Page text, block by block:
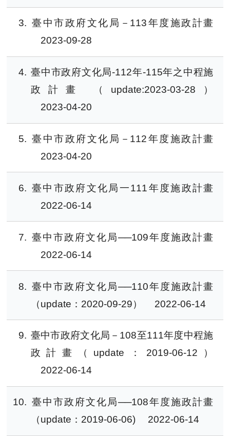
3
臺中市政府文化局－113年度施政計畫
2023-09-28
4
臺中市政府文化局-112年-115年之中程施
政計畫 （update:2023-03-28）
2023-04-20
5
臺中市政府文化局－112年度施政計畫
2023-04-20
6
臺中市政府文化局一111年度施政計畫
2022-06-14
7
臺中市政府文化局──109年度施政計畫
2022-06-14
8
臺中市政府文化局──110年度施政計畫
（update：2020-09-29）
2022-06-14
9
臺中市政府文化局－108至111年度中程施
政計畫（update：2019-06-12）
2022-06-14
10
臺中市政府文化局──108年度施政計畫
（update：2019-06-06)
2022-06-14